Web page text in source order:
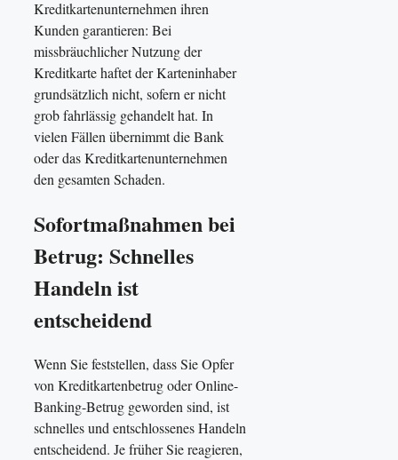
Kreditkartenunternehmen ihren
Kunden garantieren: Bei
missbräuchlicher Nutzung der
Kreditkarte haftet der Karteninhaber
grundsätzlich nicht, sofern er nicht
grob fahrlässig gehandelt hat. In
vielen Fällen übernimmt die Bank
oder das Kreditkartenunternehmen
den gesamten Schaden.
Sofortmaßnahmen bei
Betrug: Schnelles
Handeln ist
entscheidend
Wenn Sie feststellen, dass Sie Opfer
von Kreditkartenbetrug oder Online-
Banking-Betrug geworden sind, ist
schnelles und entschlossenes Handeln
entscheidend. Je früher Sie reagieren,